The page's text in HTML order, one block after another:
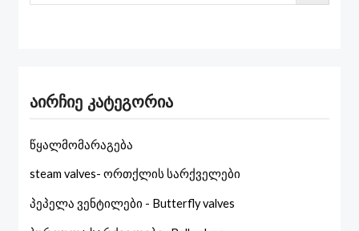
აირჩიე კატეგორია
წყალმომარაგება
steam valves- ორთქლის სარქველები
პეპელა ვენტილები - Butterfly valves